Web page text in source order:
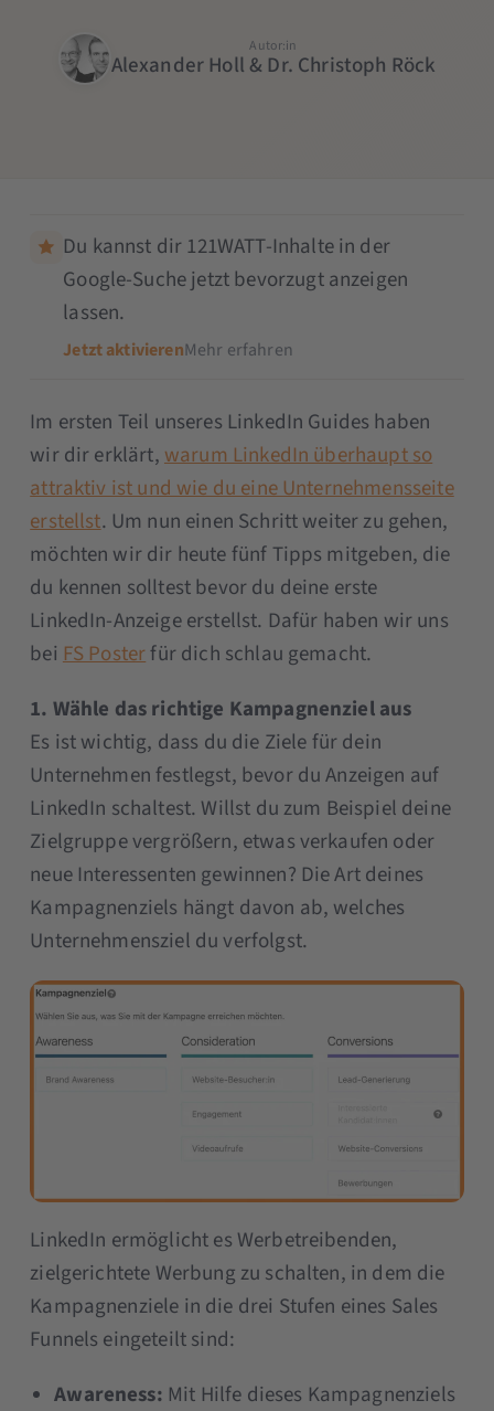
Autor:in
Alexander Holl & Dr. Christoph Röck
Du kannst dir 121WATT-Inhalte in der
Google-Suche jetzt bevorzugt anzeigen
lassen.
Jetzt aktivierenMehr erfahren
Im ersten Teil unseres LinkedIn Guides haben
wir dir erklärt,warum LinkedIn überhaupt so
attraktiv ist und wie du eine Unternehmensseite
erstellst. Um nun einen Schritt weiter zu gehen,
möchten wir dir heute fünf Tipps mitgeben, die
du kennen solltest bevor du deine erste
LinkedIn-Anzeige erstellst. Dafür haben wir uns
bei FS Posterfür dich schlau gemacht.
1. Wähle das richtige Kampagnenziel aus
Es ist wichtig, dass du die Ziele für dein
Unternehmen festlegst, bevor du Anzeigen auf
LinkedIn schaltest. Willst du zum Beispiel deine
Zielgruppe vergrößern, etwas verkaufen oder
neue Interessenten gewinnen? Die Art deines
Kampagnenziels hängt davon ab, welches
Unternehmensziel du verfolgst.
LinkedIn ermöglicht es Werbetreibenden,
zielgerichtete Werbung zu schalten, in dem die
Kampagnenziele in die drei Stufen eines Sales
Funnels eingeteilt sind:
Awareness: Mit Hilfe dieses Kampagnenziels